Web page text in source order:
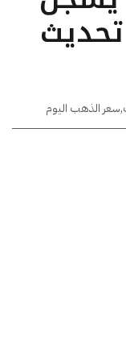
تحديث
,سعر الذهب اليوم